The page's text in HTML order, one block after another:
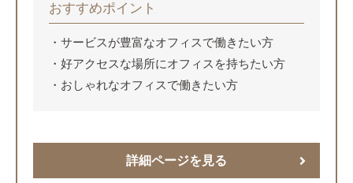
おすすめポイント
サービスが豊富なオフィスで働きたい方
好アクセスな場所にオフィスを持ちたい方
おしゃれなオフィスで働きたい方
詳細ページを見る